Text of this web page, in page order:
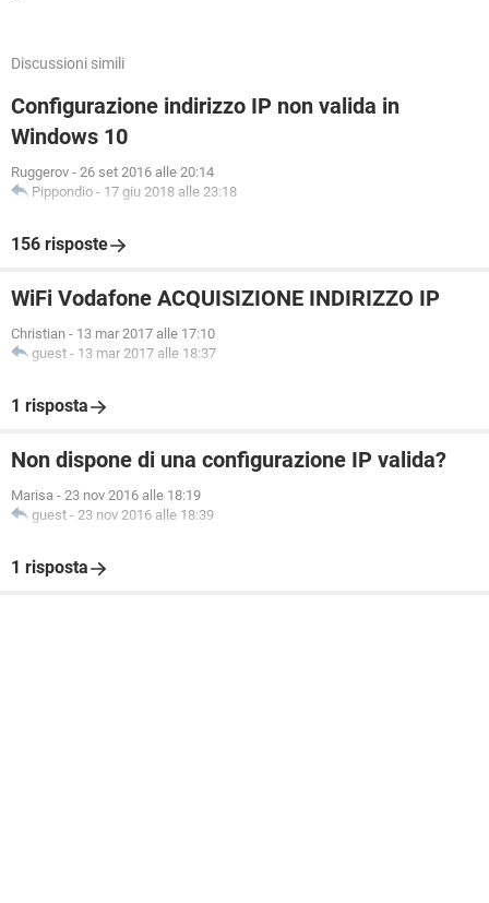
Discussioni simili
Configurazione indirizzo IP non valida in
Windows 10
Ruggerov - 26 set 2016 alle 20:14
Pippondio - 17 giu 2018 alle 23:18
156 risposte
WiFi Vodafone ACQUISIZIONE INDIRIZZO IP
Christian - 13 mar 2017 alle 17:10
guest - 13 mar 2017 alle 18:37
1 risposta
Non dispone di una configurazione IP valida?
Marisa - 23 nov 2016 alle 18:19
guest - 23 nov 2016 alle 18:39
1 risposta